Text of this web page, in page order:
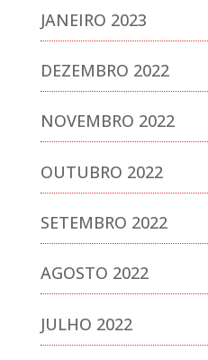
JANEIRO 2023
DEZEMBRO 2022
NOVEMBRO 2022
OUTUBRO 2022
SETEMBRO 2022
AGOSTO 2022
JULHO 2022